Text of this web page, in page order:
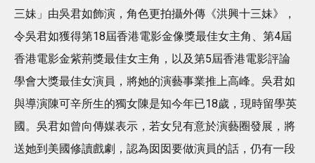
三妹」由吳君如飾演，角色更拍攝外傳《洪興十三妹》，
令吳君如獲得第18屆香港電影金像獎最佳女主角、第4屆
香港電影金紫荊獎最佳女主角，以及第5屆香港電影評論
學會大獎最佳女演員，將她的演藝事業推上高峰。吳君如
與導演陳可辛所生的獨女陳是知今年已18歲，現時留學英
國。吳君如曾向傳媒表示，若女兒有意於演藝圈發展，將
送她到美國修讀戲劇，認為囡囡要做演員的話，仍有一段